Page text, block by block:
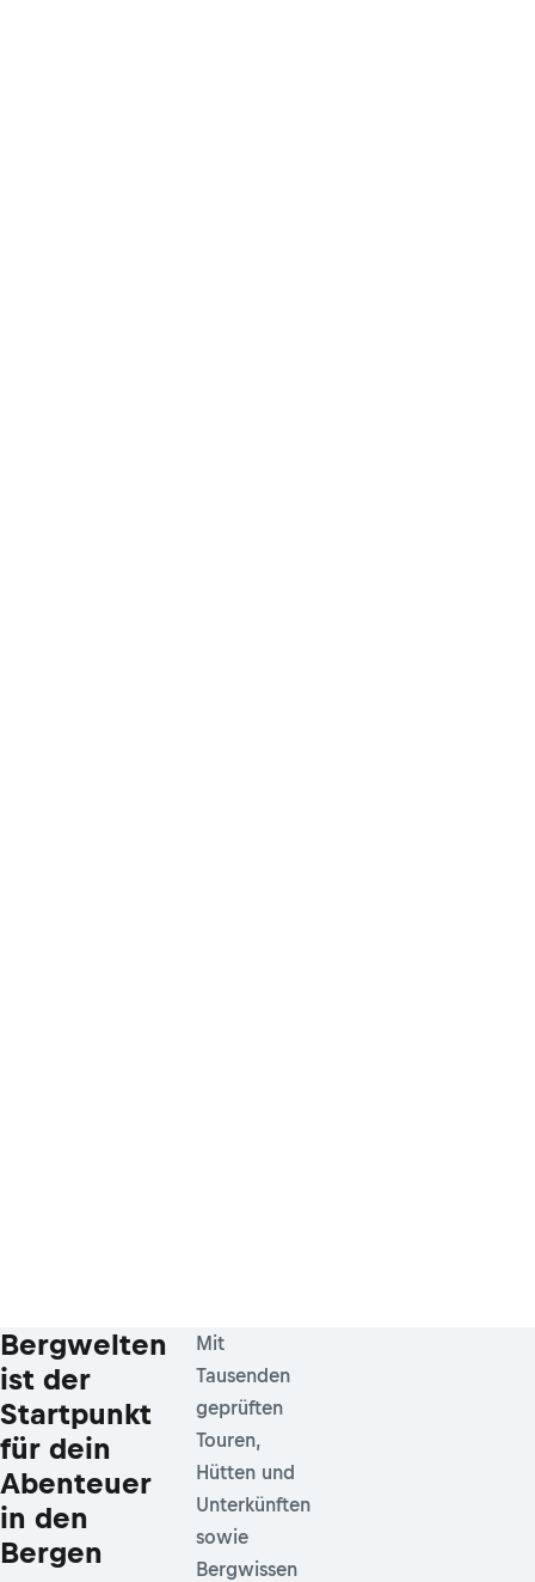
Bergwelten
ist der
Startpunkt
für dein
Abenteuer
in den
Bergen
Mit
Tausenden
geprüften
Touren,
Hütten und
Unterkünften
sowie
Bergwissen